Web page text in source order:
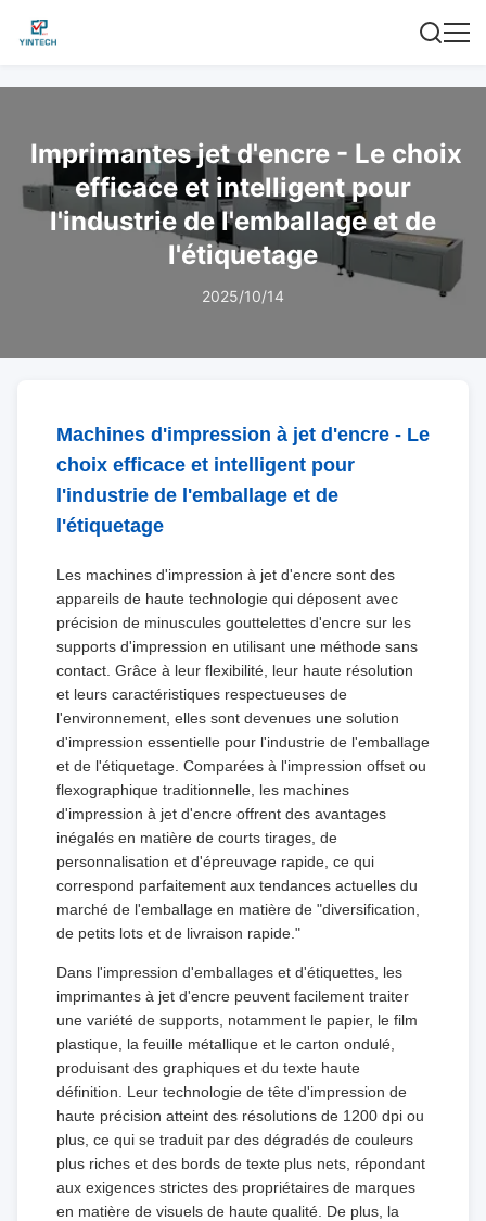
Imprimantes jet d'encre - Le choix
efficace et intelligent pour
l'industrie de l'emballage et de
l'étiquetage
2025/10/14
Machines d'impression à jet d'encre - Le
choix efficace et intelligent pour
l'industrie de l'emballage et de
l'étiquetage
Les machines d'impression à jet d'encre sont des
appareils de haute technologie qui déposent avec
précision de minuscules gouttelettes d'encre sur les
supports d'impression en utilisant une méthode sans
contact. Grâce à leur flexibilité, leur haute résolution
et leurs caractéristiques respectueuses de
l'environnement, elles sont devenues une solution
d'impression essentielle pour l'industrie de l'emballage
et de l'étiquetage. Comparées à l'impression offset ou
flexographique traditionnelle, les machines
d'impression à jet d'encre offrent des avantages
inégalés en matière de courts tirages, de
personnalisation et d'épreuvage rapide, ce qui
correspond parfaitement aux tendances actuelles du
marché de l'emballage en matière de "diversification,
de petits lots et de livraison rapide."
Dans l'impression d'emballages et d'étiquettes, les
imprimantes à jet d'encre peuvent facilement traiter
une variété de supports, notamment le papier, le film
plastique, la feuille métallique et le carton ondulé,
produisant des graphiques et du texte haute
définition. Leur technologie de tête d'impression de
haute précision atteint des résolutions de 1200 dpi ou
plus, ce qui se traduit par des dégradés de couleurs
plus riches et des bords de texte plus nets, répondant
aux exigences strictes des propriétaires de marques
en matière de visuels de haute qualité. De plus, la